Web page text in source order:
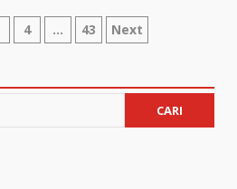
4 … 43 Next
CARI